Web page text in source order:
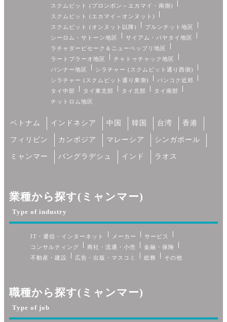
スクムビット (プロンポン～エカマイ・南側)
スクムビット (エカマイ～オンヌット)
スクムビット (オンヌット以降)
プルンチット地区
シーロム・サトーン地区
サイアム・パヤタイ地区
ラチャダーピセーク＆ニューペッブリ地区
ラートプラーオ地区
チャトゥチャック地区
バンナー地区
シラチャー (スクムビット通り西側)
シラチャー (スクムビット通り東側)
バンコク近郊
タイ中部
タイ東北部 タイ北部
タイ南部
チットロム地区
ベトナム インドネシア 中国 韓国 台湾 香港
フィリピン カンボジア マレーシア シンガポール
ミャンマー バングラデシュ インド ラオス
業種から探す(ミャンマー)
Type of industry
IT・通信・インターネット メーカー
サービス
コンサルティング
商社・流通・小売
金融・保険
不動産・建設
広告・出版・マスコミ 総務 その他
職種から探す(ミャンマー)
Type of job